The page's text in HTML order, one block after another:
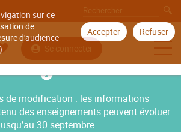
sur ce
de
d'audience
Accepter Refuser
Se connecter
de modification : les informations
des enseignements peuvent évoluer
30 septembre